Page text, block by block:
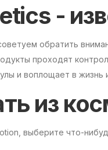
-
обратить
проходят
и воплощает в жизнь
из
выберите что-